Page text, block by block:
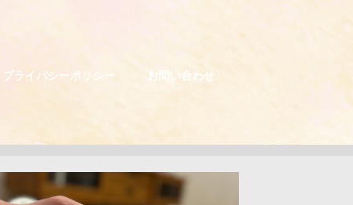
プライバシーポリシー お問い合わせ